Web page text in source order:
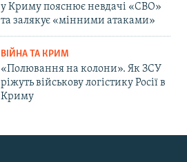
у Криму пояснює невдачі «СВО»
та залякує «мінними атаками»
ВІЙНА ТА КРИМ
«Полювання на колони». Як ЗСУ
ріжуть військову логістику Росії в
Криму